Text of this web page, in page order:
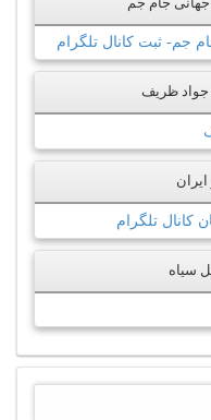
جواد ظریف
سیاه